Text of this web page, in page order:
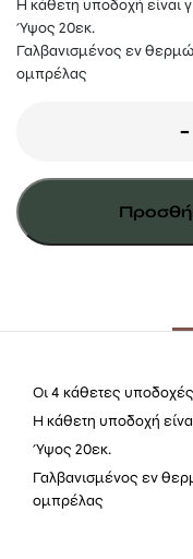
Η κάθετη υποδοχή είναι
Ύψος 20εκ.
Γαλβανισμένος εν θερμώ
ομπρέλας
-
Οι 4 κάθετες
Η κάθετη υποδοχή
Ύψος 20εκ.
Γαλβανισμένος εν
ομπρέλας